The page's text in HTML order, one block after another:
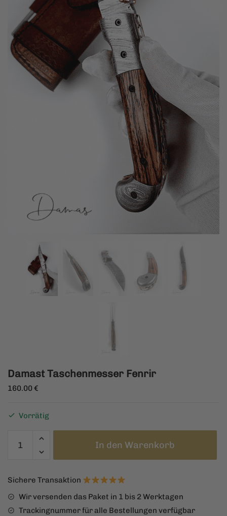
Damast Taschenmesser Fenrir
160.00 €
Vorrätig
Taschenmesser
In den Warenkorb
Sichere Transaktion
Wir versenden das Paket in 1 bis 2 Werktagen
Trackingnummer für alle Bestellungen verfügbar